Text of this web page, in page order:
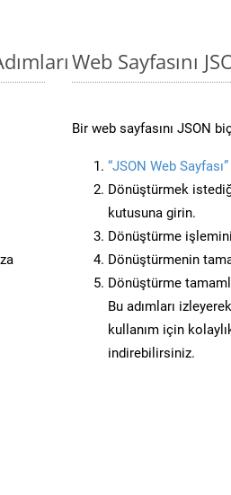
Web Sayfasını
Bir web sayfasını JSON
“JSON Web Sayfası”
Dönüştürmek
kutusuna girin.
Dönüştürme
Dönüştürmenin
Dönüştürme
Bu adımları
kullanım için
indirebilirsiniz.